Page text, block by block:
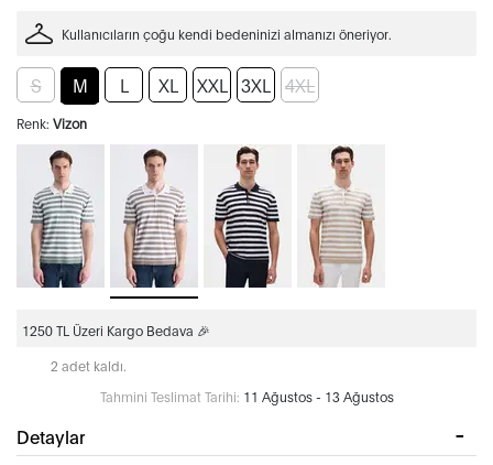
Kullanıcıların çoğu kendi bedeninizi almanızı öneriyor.
S M L XL XXL 3XL 4XL
Renk: Vizon
1250 TL Üzeri Kargo Bedava 🎉
2 adet kaldı.
Tahmini Teslimat Tarihi: 11 Ağustos - 13 Ağustos
Detaylar